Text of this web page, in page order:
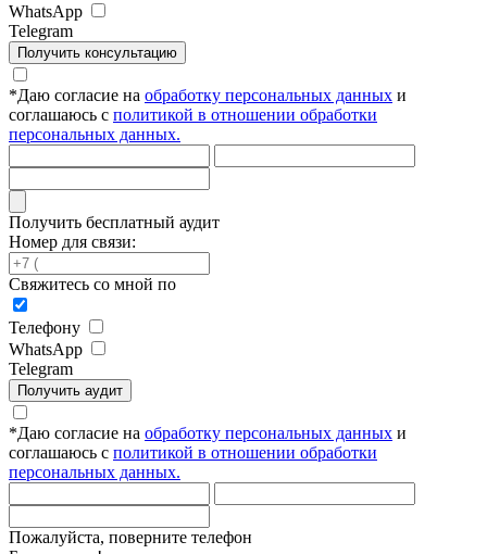
WhatsApp
Telegram
Получить консультацию
*Даю согласие на обработку персональных данных и
соглашаюсь с политикой в отношении обработки
персональных данных.
Получить бесплатный аудит
Номер для связи:
Свяжитесь со мной по
Телефону
WhatsApp
Telegram
Получить аудит
*Даю согласие на обработку персональных данных и
соглашаюсь с политикой в отношении обработки
персональных данных.
Пожалуйста, поверните телефон